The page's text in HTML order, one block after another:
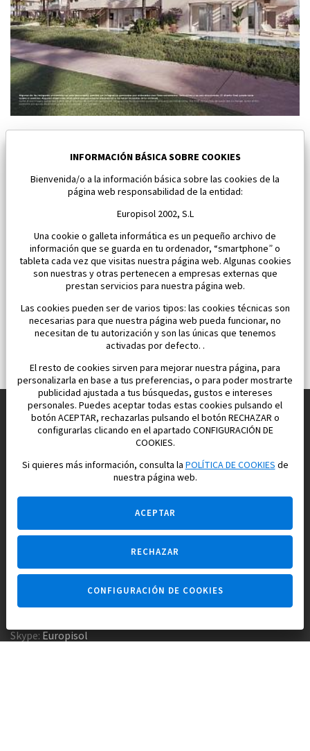
Baños y Mendigo
Dormitorios:3 Área:118 M2
650 000 €
Construimos y vendemos propiedades
para su vida feliz en España
Agencia inmobiliaria +34 647 173 382
Empresa constructora +34 607 961 116
Skype: Europisol
INFORMACIÓN BÁSICA SOBRE COOKIES
Bienvenida/o a la información básica sobre las cookies de la
página web responsabilidad de la entidad:
Europisol 2002, S.L
Una cookie o galleta informática es un pequeño archivo de
información que se guarda en tu ordenador, “smartphone” o
tableta cada vez que visitas nuestra página web. Algunas cookies
son nuestras y otras pertenecen a empresas externas que
prestan servicios para nuestra página web.
Las cookies pueden ser de varios tipos: las cookies técnicas son
necesarias para que nuestra página web pueda funcionar, no
necesitan de tu autorización y son las únicas que tenemos
activadas por defecto. .
El resto de cookies sirven para mejorar nuestra página, para
personalizarla en base a tus preferencias, o para poder mostrarte
publicidad ajustada a tus búsquedas, gustos e intereses
personales. Puedes aceptar todas estas cookies pulsando el
botón ACEPTAR, rechazarlas pulsando el botón RECHAZAR o
configurarlas clicando en el apartado CONFIGURACIÓN DE
COOKIES.
Si quieres más información, consulta laPOLÍTICA DE COOKIESde
nuestra página web.
ACEPTAR
RECHAZAR
CONFIGURACIÓN DE COOKIES